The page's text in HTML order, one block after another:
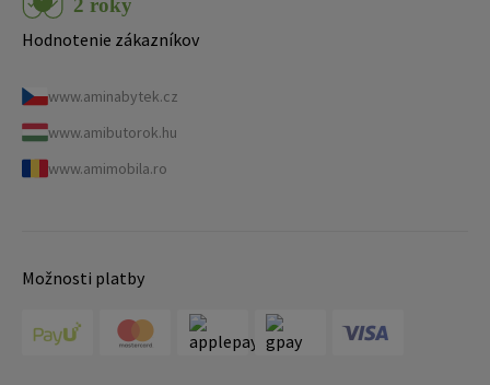
Hodnotenie zákazníkov
www.aminabytek.cz
www.amibutorok.hu
www.amimobila.ro
Možnosti platby